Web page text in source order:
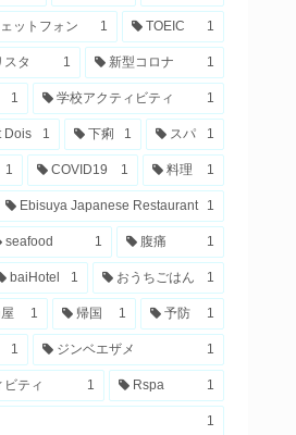
ットフォン 1 TOEIC 1
スタ 1 新型コロナ 1
1 学校アクティビティ 1
Dois 1 下痢 1 スパ 1
1 COVID19 1 料理 1
Ebisuya Japanese Restaurant 1
seafood 1 腹痛 1
baiHotel 1 おうちごはん 1
1 帰国 1 予防 1
1 ジンベエザメ 1
ビティ 1 Rspa 1
1